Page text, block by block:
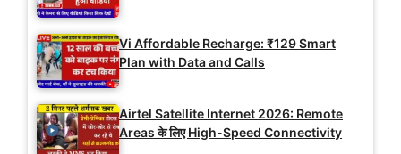
Vi Affordable Recharge: ₹129 Smart
Plan with Data and Calls
Airtel Satellite Internet 2026: Remote
Areas के लिए High-Speed Connectivity